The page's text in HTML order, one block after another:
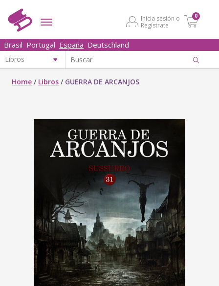
Inicia sesión o
Regístrate
0
Brasil Portugal España Deutschland
Home / Libros / GUERRA DE ARCANJOS